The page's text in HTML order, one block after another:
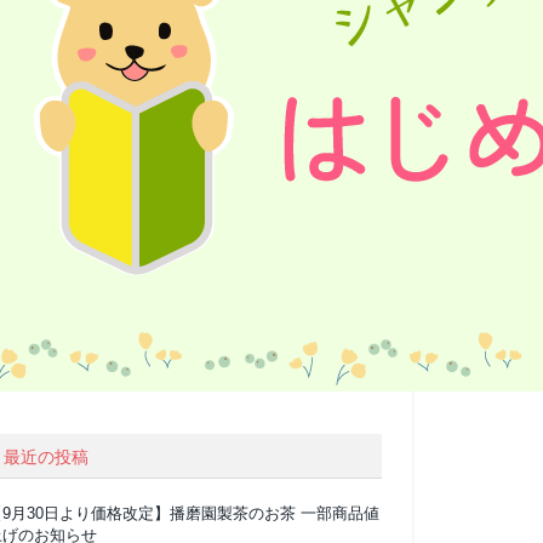
最近の投稿
月30日より価格改定】播磨園製茶のお茶 一部商品値
のお知らせ